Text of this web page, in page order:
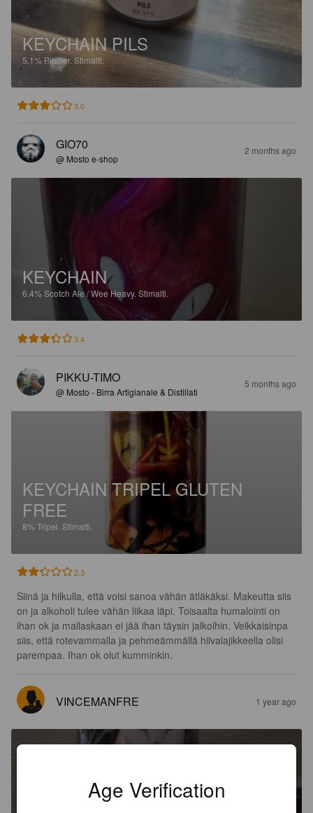
KEYCHAIN PILS
5.1% Pilsner. Stimalti.
3.0
GIO70
@ Mosto e-shop
2 months ago
KEYCHAIN
6.4% Scotch Ale / Wee Heavy. Stimalti.
3.4
PIKKU-TIMO
@ Mosto - Birra Artigianale & Distillati
5 months ago
KEYCHAIN TRIPEL GLUTEN
FREE
8% Tripel. Stimalti.
2.3
Siinä ja hilkulla, että voisi sanoa vähän ätläkäksi. Makeutta siis
on ja alkoholi tulee vähän liikaa läpi. Toisaalta humalointi on
ihan ok ja mallaskaan ei jää ihan täysin jalkoihin. Veikkaisinpa
siis, että rotevammalla ja pehmeämmällä hiivalajikkeella olisi
parempaa. Ihan ok olut kumminkin.
VINCEMANFRE 1 year ago
Age Verification